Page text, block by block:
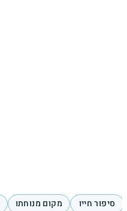
סיפור חייו מקום מנוחתו